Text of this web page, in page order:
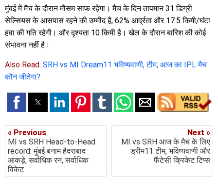
मुंबई में मैच के दौरान मौसम साफ रहेगा। मैच के दिन तापमान 31 डिग्री
सेल्सियस के आसपास रहने की उम्मीद है, 62% आर्द्रता और 17.5 किमी/घंटा
हवा की गति रहेगी। और दृश्यता 10 किमी है। खेल के दौरान बारिश की कोई
संभावना नहीं है।
Also Read: SRH vs MI Dream11 भविष्यवाणी, टीम, आज का IPL मैच
कौन जीतेगा?
« Previous
MI vs SRH Head-to-Head
record: मुंबई बनाम हैदराबाद
आंकड़े, सर्वाधिक रन, सर्वाधिक
विकेट
Next »
MI vs SRH आज के मैच के लिए
ड्रीम11 टीम, भविष्यवाणी और
फैंटेसी क्रिकेट टिप्स